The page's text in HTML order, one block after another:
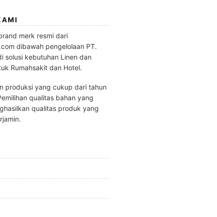
merk resmi dari
dibawah pengelolaan PT.
solusi kebutuhan Linen dan
Rumahsakit dan Hotel.
produksi yang cukup dari tahun
qualitas bahan yang
qualitas produk yang